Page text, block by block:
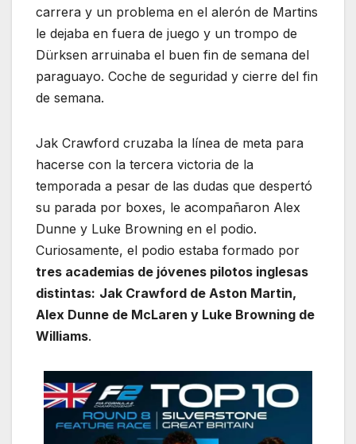
carrera y un problema en el alerón de Martins
le dejaba en fuera de juego y un trompo de
Dürksen arruinaba el buen fin de semana del
paraguayo. Coche de seguridad y cierre del fin
de semana.
Jak Crawford cruzaba la línea de meta para
hacerse con la tercera victoria de la
temporada a pesar de las dudas que despertó
su parada por boxes, le acompañaron Alex
Dunne y Luke Browning en el podio.
Curiosamente, el podio estaba formado por
tres academias de jóvenes pilotos inglesas
distintas: Jak Crawford de Aston Martin,
Alex Dunne de McLaren y Luke Browning de
Williams.